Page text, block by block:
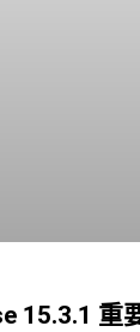
15.3.1 重